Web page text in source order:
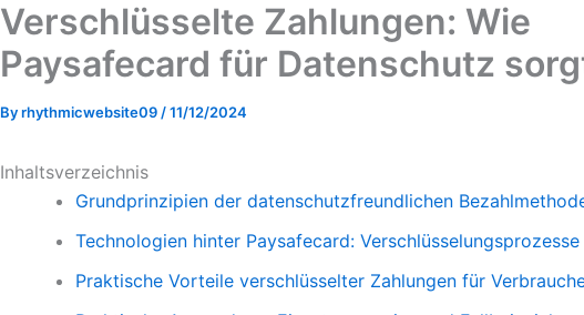
Verschlüsselte Zahlungen: Wie
Paysafecard für Datenschutz
Byrhythmicwebsite09 /11/12/2024
Inhaltsverzeichnis
Grundprinzipien der datenschutzfreundlichen
Technologien hinter Paysafecard:
Praktische Vorteile verschlüsselter Zahlungen für